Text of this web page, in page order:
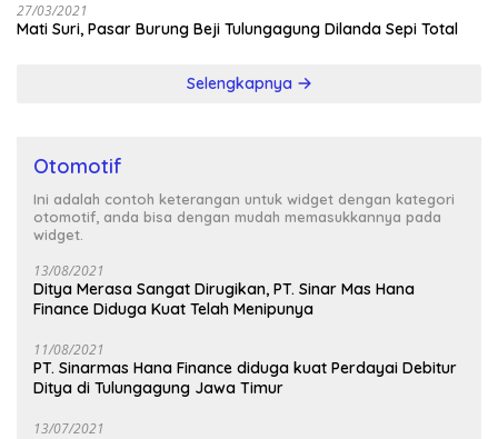
27/03/2021
Mati Suri, Pasar Burung Beji Tulungagung Dilanda Sepi Total
Selengkapnya
Otomotif
Ini adalah contoh keterangan untuk widget dengan kategori
otomotif, anda bisa dengan mudah memasukkannya pada
widget.
13/08/2021
Ditya Merasa Sangat Dirugikan, PT. Sinar Mas Hana
Finance Diduga Kuat Telah Menipunya
11/08/2021
PT. Sinarmas Hana Finance diduga kuat Perdayai Debitur
Ditya di Tulungagung Jawa Timur
13/07/2021